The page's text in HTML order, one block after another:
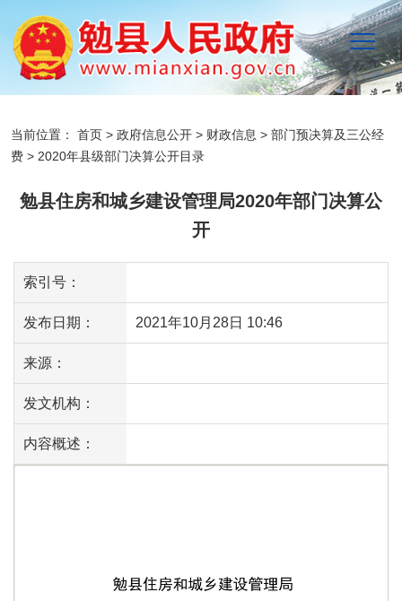
当前位置： 首页 > 政府信息公开 > 财政信息 > 部门预决算及三公经
费 > 2020年县级部门决算公开目录
勉县住房和城乡建设管理局2020年部门决算公
开
索引号：
发布日期： 2021年10月28日 10:46
来源：
发文机构：
内容概述：